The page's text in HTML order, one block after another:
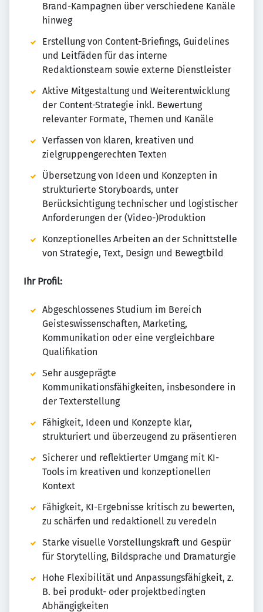
Brand-Kampagnen über verschiedene Kanäle
hinweg
Erstellung von Content-Briefings, Guidelines
und Leitfäden für das interne
Redaktionsteam sowie externe Dienstleister
Aktive Mitgestaltung und Weiterentwicklung
der Content-Strategie inkl. Bewertung
relevanter Formate, Themen und Kanäle
Verfassen von klaren, kreativen und
zielgruppengerechten Texten
Übersetzung von Ideen und Konzepten in
strukturierte Storyboards, unter
Berücksichtigung technischer und logistischer
Anforderungen der (Video-)Produktion
Konzeptionelles Arbeiten an der Schnittstelle
von Strategie, Text, Design und Bewegtbild
Ihr Profil:
Abgeschlossenes Studium im Bereich
Geisteswissenschaften, Marketing,
Kommunikation oder eine vergleichbare
Qualifikation
Sehr ausgeprägte
Kommunikationsfähigkeiten, insbesondere in
der Texterstellung
Fähigkeit, Ideen und Konzepte klar,
strukturiert und überzeugend zu präsentieren
Sicherer und reflektierter Umgang mit KI-
Tools im kreativen und konzeptionellen
Kontext
Fähigkeit, KI-Ergebnisse kritisch zu bewerten,
zu schärfen und redaktionell zu veredeln
Starke visuelle Vorstellungskraft und Gespür
für Storytelling, Bildsprache und Dramaturgie
Hohe Flexibilität und Anpassungsfähigkeit, z.
B. bei produkt- oder projektbedingten
Abhängigkeiten